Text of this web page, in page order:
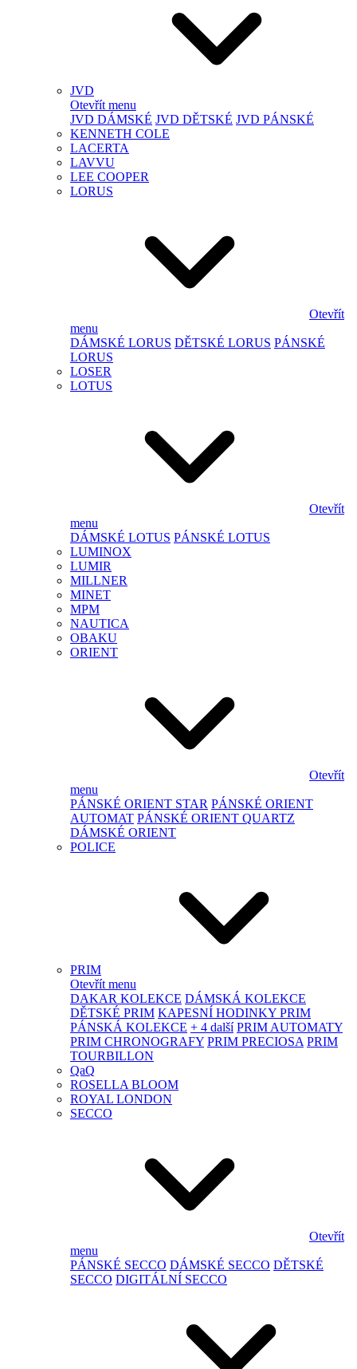
JVD
Otevřít menu
JVD DÁMSKÉ JVD DĚTSKÉ JVD PÁNSKÉ
KENNETH COLE
LACERTA
LAVVU
LEE COOPER
LORUS
Otevřít
menu
DÁMSKÉ LORUS DĚTSKÉ LORUS PÁNSKÉ
LORUS
LOSER
LOTUS
Otevřít
menu
DÁMSKÉ LOTUS PÁNSKÉ LOTUS
LUMINOX
LUMIR
MILLNER
MINET
MPM
NAUTICA
OBAKU
ORIENT
Otevřít
menu
PÁNSKÉ ORIENT STAR PÁNSKÉ ORIENT
AUTOMAT PÁNSKÉ ORIENT QUARTZ
DÁMSKÉ ORIENT
POLICE
PRIM
Otevřít menu
DAKAR KOLEKCE DÁMSKÁ KOLEKCE
DĚTSKÉ PRIM KAPESNÍ HODINKY PRIM
PÁNSKÁ KOLEKCE + 4 další PRIM AUTOMATY
PRIM CHRONOGRAFY PRIM PRECIOSA PRIM
TOURBILLON
QaQ
ROSELLA BLOOM
ROYAL LONDON
SECCO
Otevřít
menu
PÁNSKÉ SECCO DÁMSKÉ SECCO DĚTSKÉ
SECCO DIGITÁLNÍ SECCO